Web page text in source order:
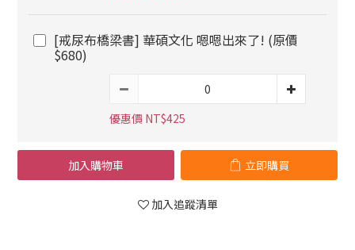
[戒尿布橋梁書] 華碩文化 嗯嗯出來了! (原價
$680)
優惠價 NT$425
加入購物車 立即購買
加入追蹤清單